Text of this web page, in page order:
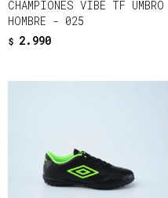
CHAMPIONES VIBE TF UMBRO
HOMBRE - 025
$ 2.990